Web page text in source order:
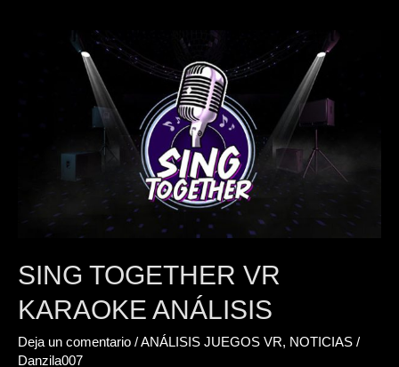
SING TOGETHER VR
KARAOKE ANÁLISIS
Deja un comentario /ANÁLISIS JUEGOS VR, NOTICIAS /
Danzila007